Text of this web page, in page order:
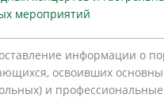
мероприятий
информации о
освоивших
и